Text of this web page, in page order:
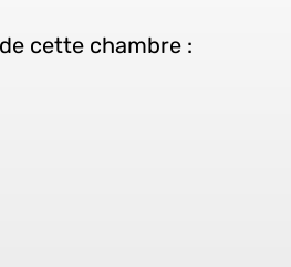
cette chambre :